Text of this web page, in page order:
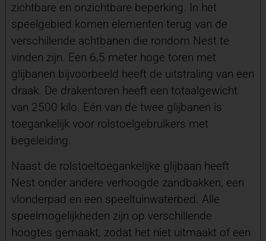
zichtbare en onzichtbare beperking. In het
speelgebied komen elementen terug van de
verschillende achtbanen die rondom Nest te
vinden zijn. Een 6,5 meter hoge toren met
glijbanen bijvoorbeeld heeft de uitstraling van een
draak. De drakentoren heeft een totaalgewicht
van 2500 kilo. Eén van de twee glijbanen is
toegankelijk voor rolstoelgebruikers met
begeleiding.
Naast de rolstoeltoegankelijke glijbaan heeft
Nest onder andere verhoogde zandbakken, een
vlonderpad en een speeltuinwaterbed. Alle
speelmogelijkheden zijn op verschillende
hoogtes gemaakt, zodat het niet uitmaakt of een